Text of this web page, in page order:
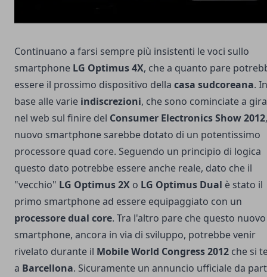
Continuano a farsi sempre più insistenti le voci sullo
smartphone LG Optimus 4X, che a quanto pare
essere il prossimo dispositivo della casa sudcoreana. In
base alle varie indiscrezioni, che sono cominciate a
nel web sul finire del Consumer Electronics Show 2012
nuovo smartphone sarebbe dotato di un potentissimo
processore quad core. Seguendo un principio di logica
questo dato potrebbe essere anche reale, dato che il
"vecchio" LG Optimus 2X o LG Optimus Dual è stato il
primo smartphone ad essere equipaggiato con un
processore dual core. Tra l'altro pare che questo nuovo
smartphone, ancora in via di sviluppo, potrebbe venir
rivelato durante il Mobile World Congress 2012 che si
a Barcellona. Sicuramente un annuncio ufficiale da